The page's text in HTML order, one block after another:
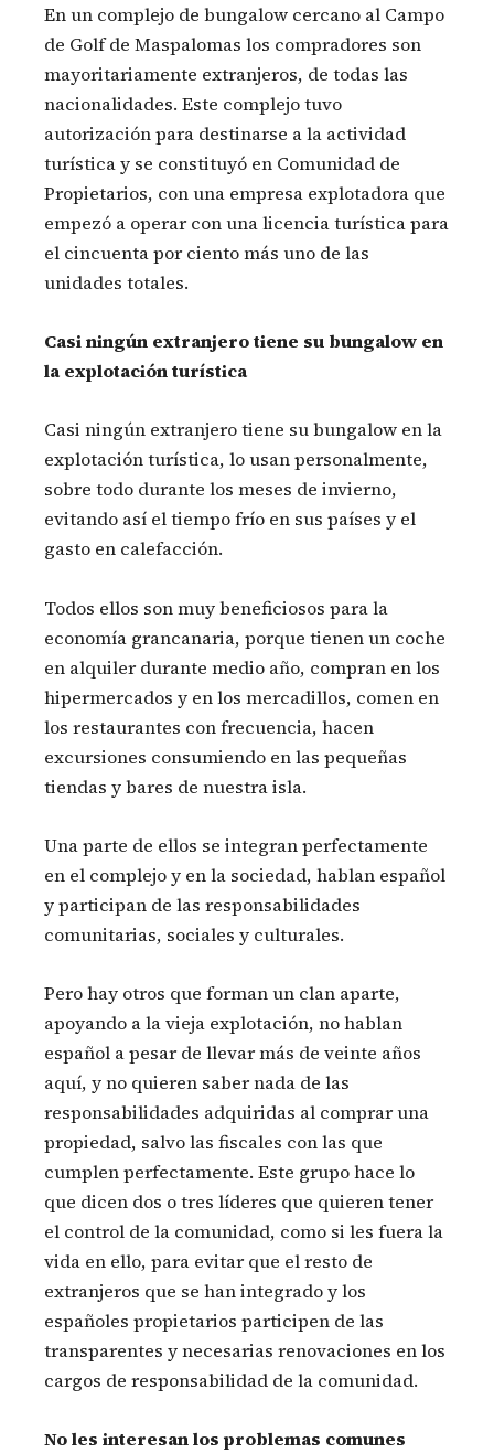
En un complejo de bungalow cercano al Campo
de Golf de Maspalomas los compradores son
mayoritariamente extranjeros, de todas las
nacionalidades. Este complejo tuvo
autorización para destinarse a la actividad
turística y se constituyó en Comunidad de
Propietarios, con una empresa explotadora que
empezó a operar con una licencia turística para
el cincuenta por ciento más uno de las
unidades totales.
Casi ningún extranjero tiene su bungalow en
la explotación turística
Casi ningún extranjero tiene su bungalow en la
explotación turística, lo usan personalmente,
sobre todo durante los meses de invierno,
evitando así el tiempo frío en sus países y el
gasto en calefacción.
Todos ellos son muy beneficiosos para la
economía grancanaria, porque tienen un coche
en alquiler durante medio año, compran en los
hipermercados y en los mercadillos, comen en
los restaurantes con frecuencia, hacen
excursiones consumiendo en las pequeñas
tiendas y bares de nuestra isla.
Una parte de ellos se integran perfectamente
en el complejo y en la sociedad, hablan español
y participan de las responsabilidades
comunitarias, sociales y culturales.
Pero hay otros que forman un clan aparte,
apoyando a la vieja explotación, no hablan
español a pesar de llevar más de veinte años
aquí, y no quieren saber nada de las
responsabilidades adquiridas al comprar una
propiedad, salvo las fiscales con las que
cumplen perfectamente. Este grupo hace lo
que dicen dos o tres líderes que quieren tener
el control de la comunidad, como si les fuera la
vida en ello, para evitar que el resto de
extranjeros que se han integrado y los
españoles propietarios participen de las
transparentes y necesarias renovaciones en los
cargos de responsabilidad de la comunidad.
No les interesan los problemas comunes